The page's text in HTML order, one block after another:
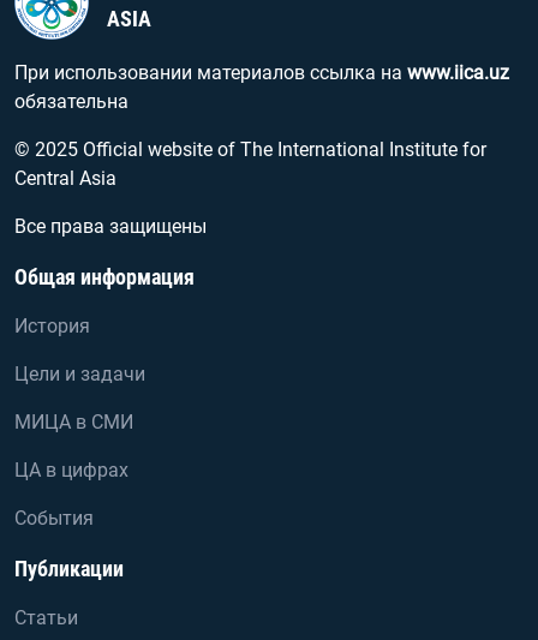
ASIA
При использовании материалов ссылка на www.iica.uz
обязательна
© 2025 Official website of The International Institute for
Central Asia
Все права защищены
Общая информация
История
Цели и задачи
МИЦА в СМИ
ЦА в цифрах
События
Публикации
Статьи